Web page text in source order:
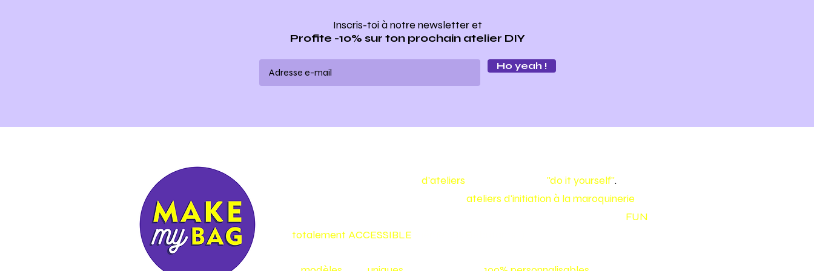
Inscris-toi à notre newsletteret
Profite -10% sur ton prochain atelier DIY
Ho yeah !
d'ateliers "do it yourself".
ateliers d'initiation à la maroquinerie
FUN
totalement ACCESSIBLE